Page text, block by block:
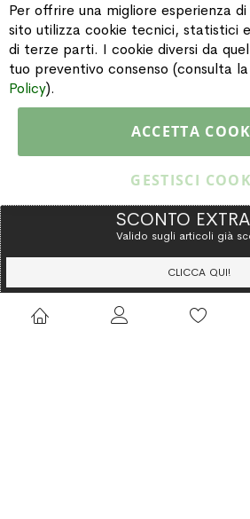
INFORMAZIONI
Copyright © 2015 Gioielleria Oreste Troso.
IT02064590751
Privacy Policy
Per offrire una migliore esperienza
sito utilizza cookie tecnici, statistici
di terze parti. I cookie diversi da
tuo preventivo consenso (consulta
Policy).
ACCETTA
GESTISCI
SCONTO EXTRA
Valido sugli articoli già
CLICCA QUI!